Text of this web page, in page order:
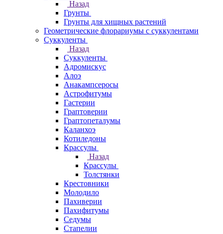
Назад
Грунты
Грунты для хищных растений
Геометрические флорариумы с суккулентами
Суккуленты
Назад
Суккуленты
Адромискус
Алоэ
Анакампсеросы
Астрофитумы
Гастерии
Граптоверии
Граптопеталумы
Каланхоэ
Котиледоны
Крассулы
Назад
Крассулы
Толстянки
Крестовники
Молодило
Пахиверии
Пахифитумы
Седумы
Стапелии